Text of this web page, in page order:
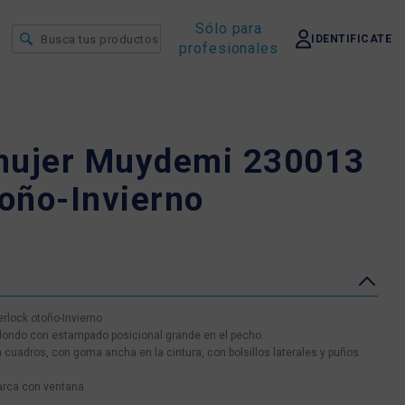
Sólo para
profesionales
IDENTIFICATE
Muydemi 230013
Invierno
otoño-Invierno
con estampado posicional grande en el pecho.
con goma ancha en la cintura, con bolsillos laterales y puños.
con ventana.